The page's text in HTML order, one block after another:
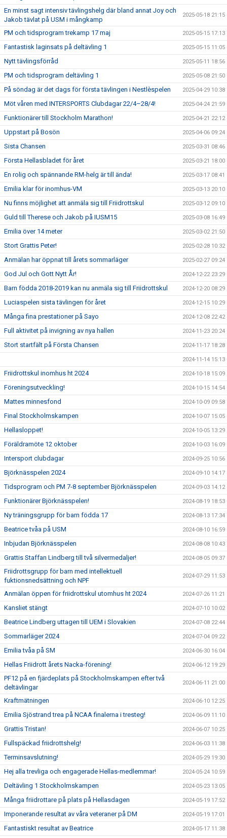
En minst sagt intensiv tävlingshelg där bland annat Joy och
Jakob tävlat på USM i mångkamp
2025-05-18 21:15
PM och tidsprogram trekamp 17 maj 2025-05-15 17:13
Fantastisk laginsats på deltävling 1 2025-05-15 11:05
Nytt tävlingsförråd 2025-05-11 18:56
PM och tidsprogram deltävling 1 2025-05-08 21:50
På söndag är det dags för första tävlingen i Nestlèspelen 2025-04-29 10:38
Möt våren med INTERSPORTS Clubdagar 22/4–28/4! 2025-04-24 21:59
Funktionärer till Stockholm Marathon! 2025-04-21 22:12
Uppstart på Bosön 2025-04-06 09:24
Sista Chansen 2025-03-31 08:46
Första Hellasbladet för året 2025-03-21 18:00
En rolig och spännande RM-helg är till ända! 2025-03-17 08:41
Emilia klar för inomhus-VM 2025-03-13 20:10
Nu finns möjlighet att anmäla sig till Friidrottskul 2025-03-12 09:10
Guld till Therese och Jakob på IUSM15 2025-03-08 16:49
Emilia över 14 meter 2025-03-02 21:50
Stort Grattis Peter! 2025-02-28 10:32
Anmälan har öppnat till årets sommarläger 2025-02-27 09:24
God Jul och Gott Nytt År! 2024-12-22 23:29
Barn födda 2018-2019 kan nu anmäla sig till Friidrottskul 2024-12-20 08:29
Luciaspelen sista tävlingen för året 2024-12-15 10:29
Många fina prestationer på Sayo 2024-12-08 22:42
Full aktivitet på invigning av nya hallen 2024-11-23 20:24
Stort startfält på Första Chansen 2024-11-17 18:28
2024-11-14 15:13
Friidrottskul inomhus ht 2024 2024-10-18 15:09
Föreningsutveckling! 2024-10-15 14:54
Mattes minnesfond 2024-10-09 09:58
Final Stockholmskampen 2024-10-07 15:05
Hellasloppet! 2024-10-05 13:29
Föräldramöte 12 oktober 2024-10-03 16:09
Intersport clubdagar 2024-09-25 10:56
Björknässpelen 2024 2024-09-10 14:17
Tidsprogram och PM 7-8 september Björknässpelen 2024-09-03 14:12
Funktionärer Björknässpelen! 2024-08-19 18:53
Ny träningsgrupp för barn födda 17 2024-08-13 17:34
Beatrice tvåa på USM 2024-08-10 16:59
Inbjudan Björknässpelen 2024-08-08 10:43
Grattis Staffan Lindberg till två silvermedaljer! 2024-08-05 09:37
Friidrottsgrupp för barn med intellektuell
fuktionsnedsättning och NPF
2024-07-29 11:53
Anmälan öppen för friidrottskul utomhus ht 2024 2024-07-26 11:21
Kansliet stängt 2024-07-10 10:02
Beatrice Lindberg uttagen till UEM i Slovakien 2024-07-08 22:44
Sommarläger 2024 2024-07-04 09:22
Emilia tvåa på SM 2024-06-30 16:04
Hellas Friidrott årets Nacka-förening! 2024-06-12 19:29
PF12 på en fjärdeplats på Stockholmskampen efter två
deltävlingar
2024-06-11 21:00
Kraftmätningen 2024-06-10 12:25
Emilia Sjöstrand trea på NCAA finalerna i tresteg! 2024-06-09 11:10
Grattis Tristan! 2024-06-07 10:25
Fullspäckad friidrottshelg! 2024-06-03 11:38
Terminsavslutning! 2024-05-29 19:30
Hej alla trevliga och engagerade Hellas-medlemmar! 2024-05-24 10:59
Deltävling 1 Stockholmskampen 2024-05-23 13:05
Många friidrottare på plats på Hellasdagen 2024-05-19 17:52
Imponerande resultat av våra veteraner på DM 2024-05-19 17:01
Fantastiskt resultat av Beatrice 2024-05-17 11:38